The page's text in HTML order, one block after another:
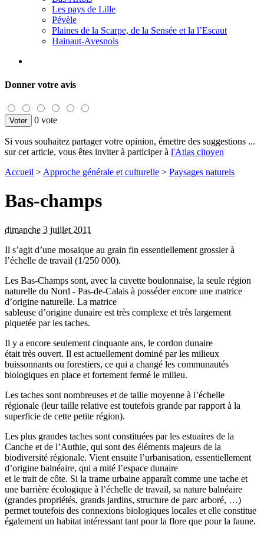
Les pays de Lille
Pévèle
Plaines de la Scarpe, de la Sensée et la l’Escaut
Hainaut-Avesnois
Donner votre avis
0 vote
Si vous souhaitez partager votre opinion, émettre des suggestions ...
sur cet article, vous êtes inviter à participer à l'Atlas citoyen
Accueil > Approche générale et culturelle > Paysages naturels
Bas-champs
dimanche 3 juillet 2011
Il s’agit d’une mosaïque au grain fin essentiellement grossier à
l’échelle de travail (1/250 000).
Les Bas-Champs sont, avec la cuvette boulonnaise, la seule région
naturelle du Nord - Pas-de-Calais à posséder encore une matrice
d’origine naturelle. La matrice
sableuse d’origine dunaire est très complexe et très largement
piquetée par les taches.
Il y a encore seulement cinquante ans, le cordon dunaire
était très ouvert. Il est actuellement dominé par les milieux
buissonnants ou forestiers, ce qui a changé les communautés
biologiques en place et fortement fermé le milieu.
Les taches sont nombreuses et de taille moyenne à l’échelle
régionale (leur taille relative est toutefois grande par rapport à la
superficie de cette petite région).
Les plus grandes taches sont constituées par les estuaires de la
Canche et de l’Authie, qui sont des éléments majeurs de la
biodiversité régionale. Vient ensuite l’urbanisation, essentiellement
d’origine balnéaire, qui a mité l’espace dunaire
et le trait de côte. Si la trame urbaine apparaît comme une tache et
une barrière écologique à l’échelle de travail, sa nature balnéaire
(grandes propriétés, grands jardins, structure de parc arboré, …)
permet toutefois des connexions biologiques locales et elle constitue
également un habitat intéressant tant pour la flore que pour la faune.